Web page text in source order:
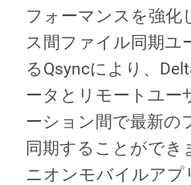
フォーマンスを強化
ス間ファイル同期ユ
るQsyncにより、
ータとリモートユー
ーション間で最新の
同期することができ
ニオンモバイルアプ